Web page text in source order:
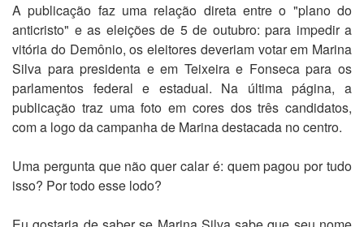
A publicação faz uma relação direta entre o "plano do
anticristo" e as eleições de 5 de outubro: para impedir a
vitória do Demônio, os eleitores deveriam votar em Marina
Silva para presidenta e em Teixeira e Fonseca para os
parlamentos federal e estadual. Na última página, a
publicação traz uma foto em cores dos três candidatos,
com a logo da campanha de Marina destacada no centro.
Uma pergunta que não quer calar é: quem pagou por tudo
isso? Por todo esse lodo?